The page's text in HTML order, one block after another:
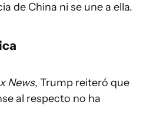
de China ni se une a ella.
News, Trump reiteró que
al respecto no ha